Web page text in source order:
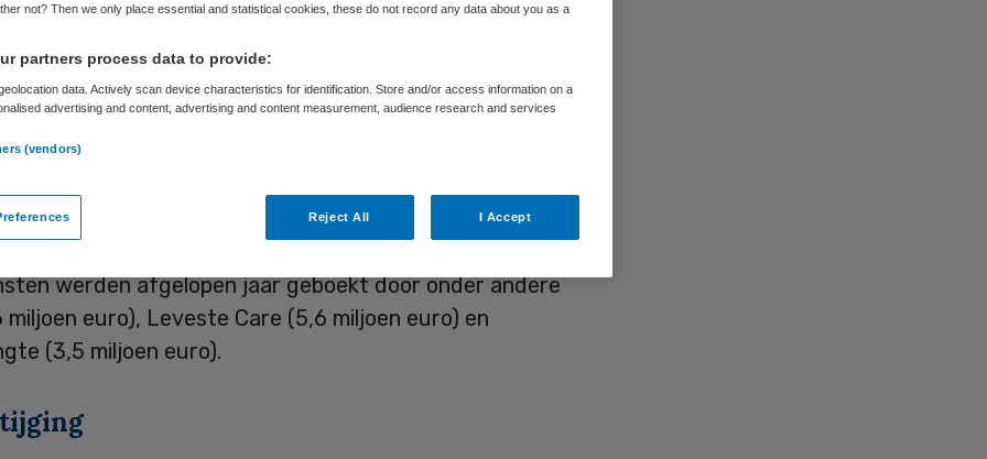
en ouderenzorgorganisaties hebben in 2011
geboekt. Ook dit jaar gaat het goed met de financiën
thuiszorg en ouderen zorg. Dit meldt Dagblad van het
op basis van een door de krant uitgevoerde analyse.
werden afgelopen jaar geboekt door onder andere
miljoen euro), Leveste Care (5,6 miljoen euro) en
(3,5 miljoen euro).
not? Then we only place essential and statistical cookies, these do not record any data about you as a
partners process data to provide:
data. Actively scan device characteristics for identification. Store and/or access information on a
advertising and content, advertising and content measurement, audience research and services
(vendors)
Reject All I Accept